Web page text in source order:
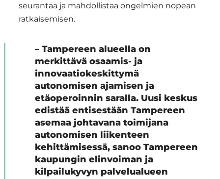
seurantaa ja mahdollistaa ongelmien nopean
ratkaisemisen.
– Tampereen alueella on
merkittävä osaamis- ja
innovaatiokeskittymä
autonomisen ajamisen ja
etäoperoinnin saralla. Uusi keskus
edistää entisestään Tampereen
asemaa johtavana toimijana
autonomisen liikenteen
kehittämisessä, sanoo Tampereen
kaupungin elinvoiman ja
kilpailukyvyn palvelualueen